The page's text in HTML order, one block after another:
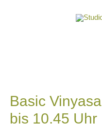
Basic
bis 10.45 Uhr